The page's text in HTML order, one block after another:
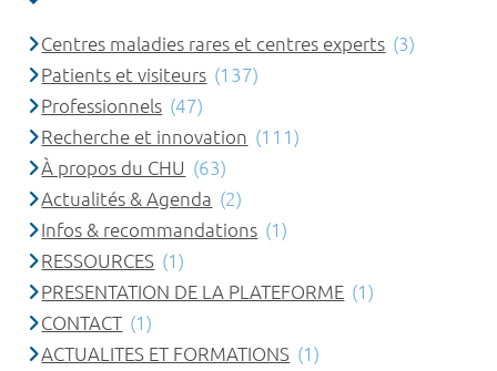
Centres maladies rares et centres experts (3)
Patients et visiteurs (137)
Professionnels (47)
Recherche et innovation (111)
À propos du CHU (63)
Actualités & Agenda (2)
Infos & recommandations (1)
RESSOURCES (1)
PRESENTATION DE LA PLATEFORME (1)
CONTACT (1)
ACTUALITES ET FORMATIONS (1)